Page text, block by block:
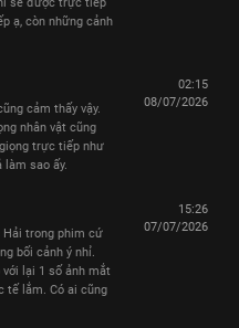
ạ, còn những cảnh
cảm thấy vậy.
nhân vật cũng
trực tiếp như
làm sao ấy.
02:15
08/07/2026
Hải trong phim cứ
bối cảnh ý nhỉ.
lại 1 số ảnh mắt
tế lắm. Có ai cũng
15:26
07/07/2026